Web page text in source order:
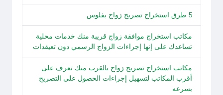
5 طرق استخراج تصريح زواج بفلوس
مكاتب استخراج موافقة زواج قريبة منك خدمات محلية
تساعدك على إنها إجراءات الزواج الرسمي دون تعيقدات
مكاتب استخراج تصريح زواج بالقرب منك تعرف على
أقرب المكاتب لتسهيل إجراءات الحصول على التصريح
بسرعه